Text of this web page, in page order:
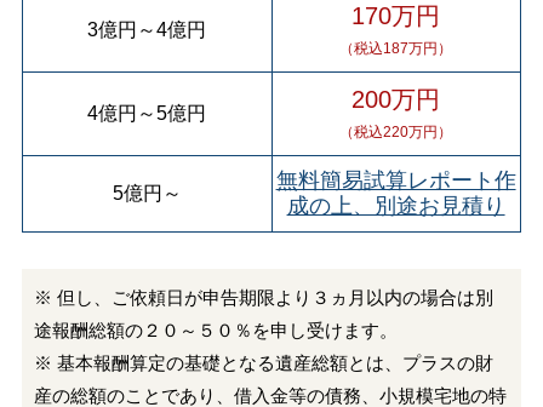
3億円 ～4億円 170万円
（税込187万円）
4億円 ～ 5億円 200万円
（税込220万円）
5億円 ～
無料簡易試算レポート作
成の上、別途お見積り
※ 但し、ご依頼日が申告期限より３ヵ月以内の場合は別
途報酬総額の２０～５０％を申し受けます。
※ 基本報酬算定の基礎となる遺産総額とは、プラスの財
産の総額のことであり、借入金等の債務、小規模宅地の特